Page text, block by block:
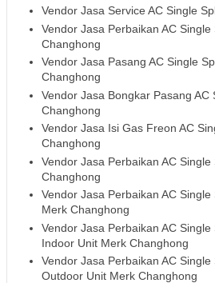
Vendor Jasa Service AC Single
Vendor Jasa Perbaikan AC Single
Changhong
Vendor Jasa Pasang AC Single
Changhong
Vendor Jasa Bongkar Pasang AC
Changhong
Vendor Jasa Isi Gas Freon AC
Changhong
Vendor Jasa Perbaikan AC
Changhong
Vendor Jasa Perbaikan AC
Merk Changhong
Vendor Jasa Perbaikan AC
Indoor Unit Merk Changhong
Vendor Jasa Perbaikan AC
Outdoor Unit Merk Changhong